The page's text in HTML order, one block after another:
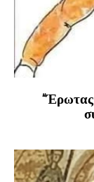
“Έρωτας